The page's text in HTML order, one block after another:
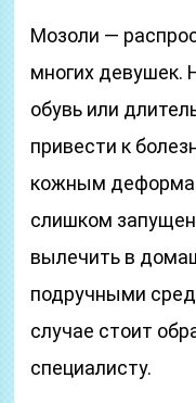
Мозоли —
многих девушек.
обувь или
привести к
кожным
слишком
вылечить в
подручными
случае стоит
специалисту.